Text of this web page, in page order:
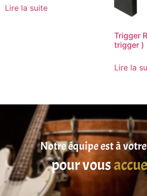
Lire la suite
Trigger
trigger )
Lire la
Notre équipe est à
pour vous